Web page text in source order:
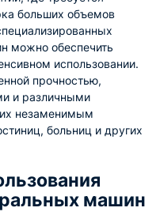
больших объемов
можно обеспечить
использовании.
прочностью,
и различными
незаменимым
больниц и других
машин